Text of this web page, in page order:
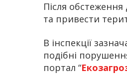
Після
та привести
В інспекції
подібні
портал “